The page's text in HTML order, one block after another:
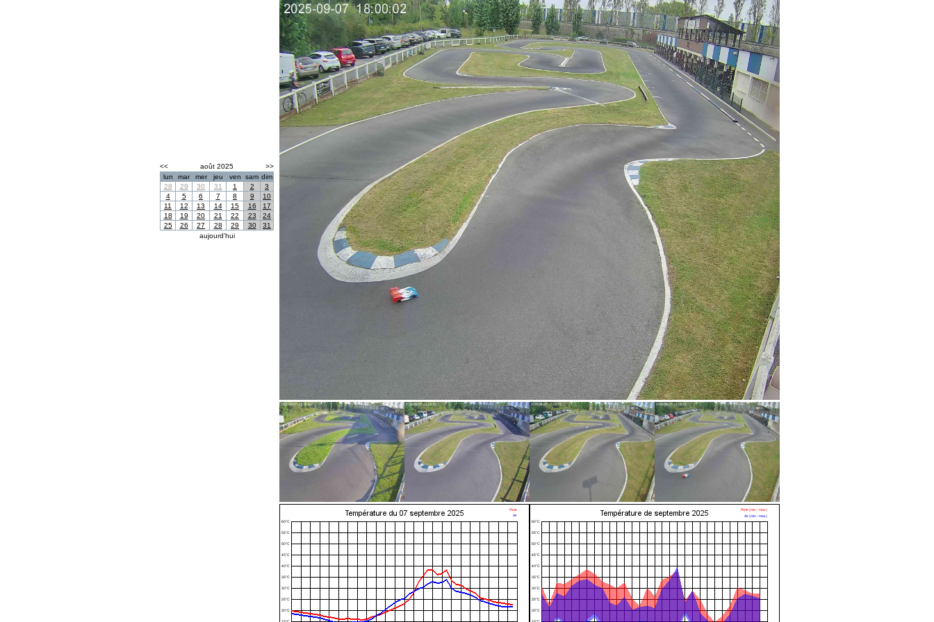
<< août 2025
>>
lun
mar mer jeu ven sam dim
28
29 30 31 1 2
3
4
5 6 7 8 9
10
11
12 13 14 15 16
17
18
19 20 21 22 23
24
25
26 27 28 29 30
31
aujourd'hui